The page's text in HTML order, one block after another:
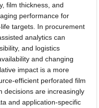
film thickness, and
performance for
targets. In procurement
analytics can
and logistics
and changing
impact is a more
efficient perforated film
decisions are increasingly
and application-specific